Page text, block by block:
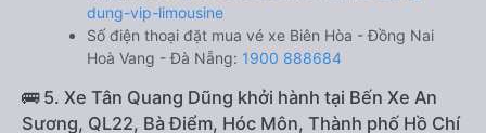
dung-vip-limousine
Số điện thoại đặt mua vé xe Biên Hòa - Đồng Nai
Hoà Vang - Đà Nẵng: 1900 888684
🚌 5. Xe Tân Quang Dũng khởi hành tại Bến Xe An
Sương, QL22, Bà Điểm, Hóc Môn, Thành phố Hồ Chí